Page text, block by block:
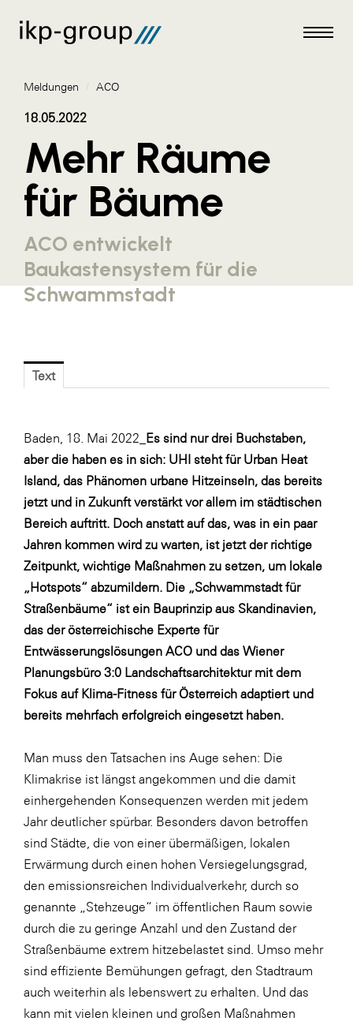
Meldungen
AKTUELLES
ALEX Krems
Amazon Web Services
Blaguss
Colmobil Austria
Controller Institut
Darbo
Designer Outlets Parndorf und Salzburg
DOMOFERM
Essity
EY
FG UBIT Salzburg
foodaffairs
Fressnapf
FV Energierohstoff & Kraftstoff
Gardena
Gas Connect Austria
GBV - Verband gemeinnütziger
Bauvereinigungen
Getzner Werkstoffe
Heimat Österreich
ikp
Johnson & Johnson
JELD-WEN DANA
Meldungen / ACO
18.05.2022
Mehr Räume
für Bäume
ACO entwickelt
Baukastensystem für die
Schwammstadt
Text
Baden, 18. Mai 2022_ Es sind nur drei Buchstaben,
aber die haben es in sich: UHI steht für Urban Heat
Island, das Phänomen urbane Hitzeinseln, das bereits
jetzt und in Zukunft verstärkt vor allem im städtischen
Bereich auftritt. Doch anstatt auf das, was in ein paar
Jahren kommen wird zu warten, ist jetzt der richtige
Zeitpunkt, wichtige Maßnahmen zu setzen, um lokale
„Hotspots“ abzumildern. Die „Schwammstadt für
Straßenbäume“ ist ein Bauprinzip aus Skandinavien,
das der österreichische Experte für
Entwässerungslösungen ACO und das Wiener
Planungsbüro 3:0 Landschaftsarchitektur mit dem
Fokus auf Klima-Fitness für Österreich adaptiert und
bereits mehrfach erfolgreich eingesetzt haben.
Man muss den Tatsachen ins Auge sehen: Die
Klimakrise ist längst angekommen und die damit
einhergehenden Konsequenzen werden mit jedem
Jahr deutlicher spürbar. Besonders davon betroffen
sind Städte, die von einer übermäßigen, lokalen
Erwärmung durch einen hohen Versiegelungsgrad,
den emissionsreichen Individualverkehr, durch so
genannte „Stehzeuge“ im öffentlichen Raum sowie
durch die zu geringe Anzahl und den Zustand der
Straßenbäume extrem hitzebelastet sind. Umso mehr
sind effiziente Bemühungen gefragt, den Stadtraum
auch weiterhin als lebenswert zu erhalten. Und das
kann mit vielen kleinen und großen Maßnahmen